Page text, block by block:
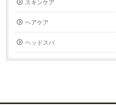
スキンケア
ヘアケア
ヘッドスパ